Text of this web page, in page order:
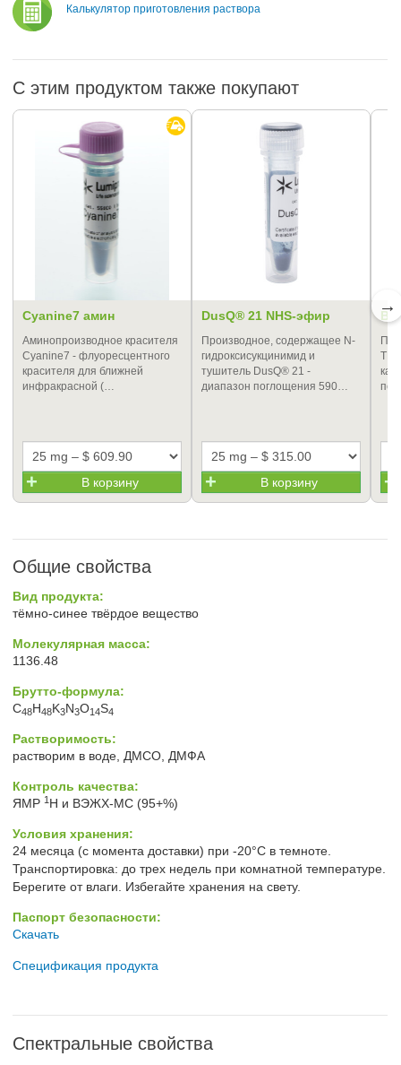
Калькулятор приготовления раствора
С этим продуктом также покупают
Cyanine7 амин
Аминопроизводное красителя
Cyanine7 - флуоресцентного
красителя для ближней
инфракрасной (…
В корзину
DusQ® 21 NHS-эфир
Производное, содержащее N-
гидроксисукцинимид и
тушитель DusQ® 21 -
диапазон поглощения 590…
В корзину
→
Общие свойства
Вид продукта:
тёмно-синее твёрдое вещество
Молекулярная масса:
1136.48
Брутто-формула:
C48H48K3N3O14S4
Растворимость:
растворим в воде, ДМСО, ДМФА
Контроль качества:
ЯМР 1 H и ВЭЖХ-МС (95+%)
Условия хранения:
24 месяца (с момента доставки) при -20°C в темноте.
Транспортировка: до трех недель при комнатной температуре.
Берегите от влаги. Избегайте хранения на свету.
Паспорт безопасности:
Скачать
Спецификация продукта
Спектральные свойства